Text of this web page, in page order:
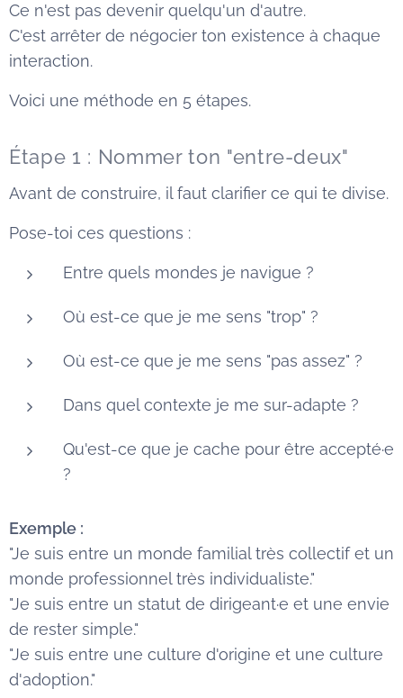
Ce n'est pas devenir quelqu'un d'autre.
C'est arrêter de négocier ton existence à chaque
interaction.
Voici une méthode en 5 étapes.
Étape 1 : Nommer ton "entre-deux"
Avant de construire, il faut clarifier ce qui te divise.
Pose-toi ces questions :
Entre quels mondes je navigue ?
Où est-ce que je me sens "trop" ?
Où est-ce que je me sens "pas assez" ?
Dans quel contexte je me sur-adapte ?
Qu'est-ce que je cache pour être accepté·e
?
Exemple :
"Je suis entre un monde familial très collectif et un
monde professionnel très individualiste."
"Je suis entre un statut de dirigeant·e et une envie
de rester simple."
"Je suis entre une culture d'origine et une culture
d'adoption."